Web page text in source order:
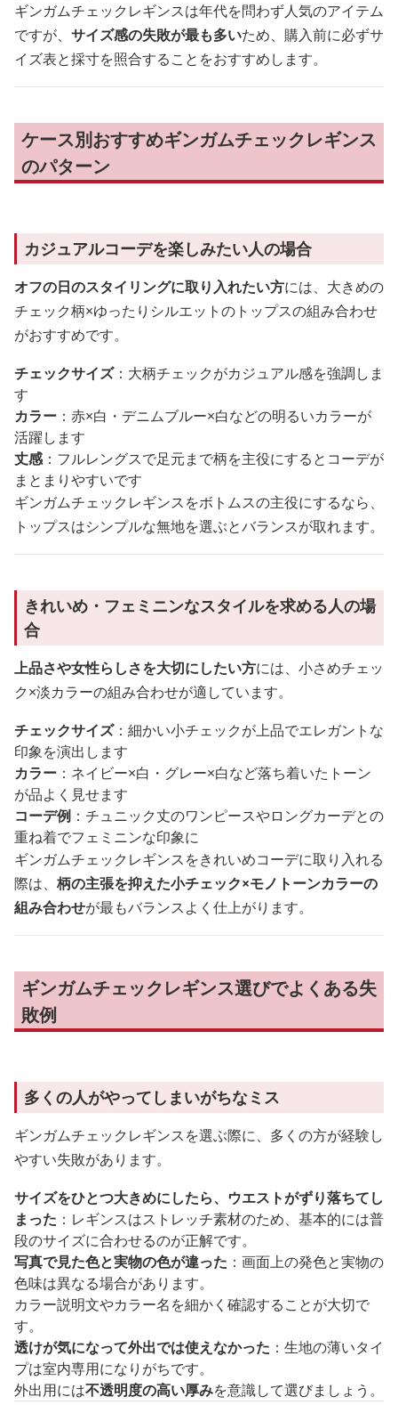
ギンガムチェックレギンスは年代を問わず人気のアイテム
ですが、 サイズ感の失敗が最も多いため、購入前に必ずサ
イズ表と採寸を照合することをおすすめします。
ケース別おすすめギンガムチェックレギンス
のパターン
カジュアルコーデを楽しみたい人の場合
オフの日のスタイリングに取り入れたい方には、大きめの
チェック柄×ゆったりシルエットのトップスの組み合わせ
がおすすめです。
チェックサイズ：大柄チェックがカジュアル感を強調しま
す
カラー ：赤×白・デニムブルー×白などの明るいカラーが
活躍します
丈感：フルレングスで足元まで柄を主役にするとコーデが
まとまりやすいです
ギンガムチェックレギンスをボトムスの主役にするなら、
トップスはシンプルな無地を選ぶとバランスが取れます。
きれいめ・フェミニンなスタイルを求める人の場
合
上品さや女性らしさを大切にしたい方には、小さめチェッ
ク×淡カラーの組み合わせが適しています。
チェックサイズ：細かい小チェックが上品でエレガントな
印象を演出します
カラー ：ネイビー×白・グレー×白など落ち着いたトーン
が品よく見せます
コーデ例 ：チュニック丈のワンピースやロングカーデとの
重ね着でフェミニンな印象に
ギンガムチェックレギンスをきれいめコーデに取り入れる
際は、 柄の主張を抑えた小チェック×モノトーンカラーの
組み合わせが最もバランスよく仕上がります。
ギンガムチェックレギンス選びでよくある失
敗例
多くの人がやってしまいがちなミス
ギンガムチェックレギンスを選ぶ際に、多くの方が経験し
やすい失敗があります。
サイズをひとつ大きめにしたら、ウエストがずり落ちてし
まった ：レギンスはストレッチ素材のため、基本的には普
段のサイズに合わせるのが正解です。
写真で見た色と実物の色が違った ：画面上の発色と実物の
色味は異なる場合があります。
カラー説明文やカラー名を細かく確認することが大切で
す。
透けが気になって外出では使えなかった ：生地の薄いタイ
プは室内専用になりがちです。
外出用には不透明度の高い厚みを意識して選びましょう。